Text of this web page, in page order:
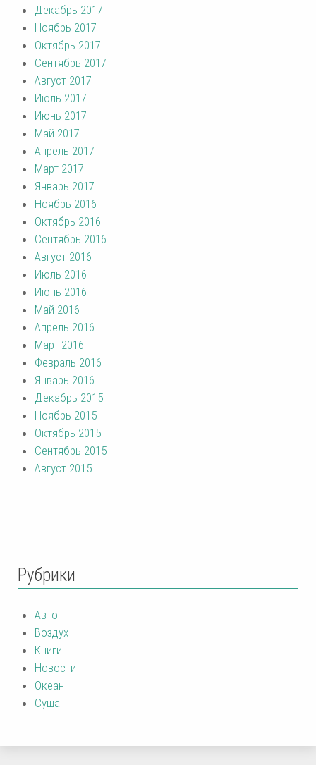
Декабрь 2017
Ноябрь 2017
Октябрь 2017
Сентябрь 2017
Август 2017
Июль 2017
Июнь 2017
Май 2017
Апрель 2017
Март 2017
Январь 2017
Ноябрь 2016
Октябрь 2016
Сентябрь 2016
Август 2016
Июль 2016
Июнь 2016
Май 2016
Апрель 2016
Март 2016
Февраль 2016
Январь 2016
Декабрь 2015
Ноябрь 2015
Октябрь 2015
Сентябрь 2015
Август 2015
Рубрики
Авто
Воздух
Книги
Новости
Океан
Суша